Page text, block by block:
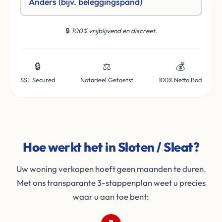
🔒 100% vrijblijvend en discreet.
🔒
SSL Secured
⚖️
Notarieel Getoetst
💰
100% Netto Bod
Hoe werkt het in Sloten / Sleat?
Uw woning verkopen hoeft geen maanden te duren.
Met ons transparante 3-stappenplan weet u precies
waar u aan toe bent: